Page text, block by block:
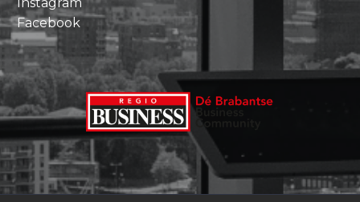
Instagram
Facebook